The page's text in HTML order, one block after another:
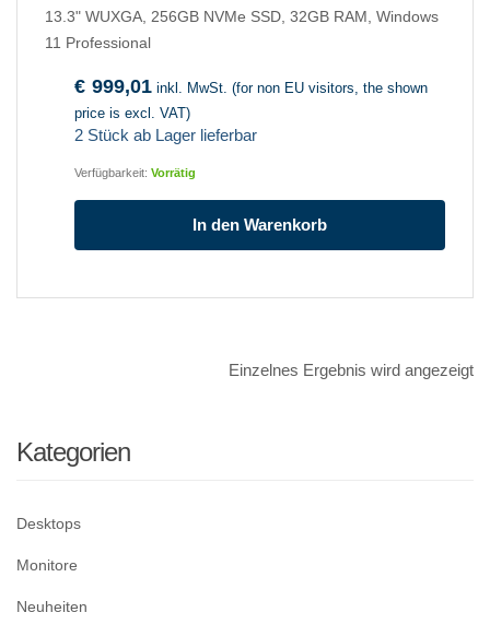
13.3" WUXGA, 256GB NVMe SSD, 32GB RAM, Windows
11 Professional
€ 999,01 inkl. MwSt. (for non EU visitors, the shown
price is excl. VAT)
2 Stück ab Lager lieferbar
Verfügbarkeit: Vorrätig
In den Warenkorb
Einzelnes Ergebnis wird angezeigt
Kategorien
Desktops
Monitore
Neuheiten